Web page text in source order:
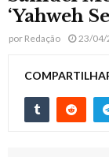
‘Yahweh
por Redação 23/04/